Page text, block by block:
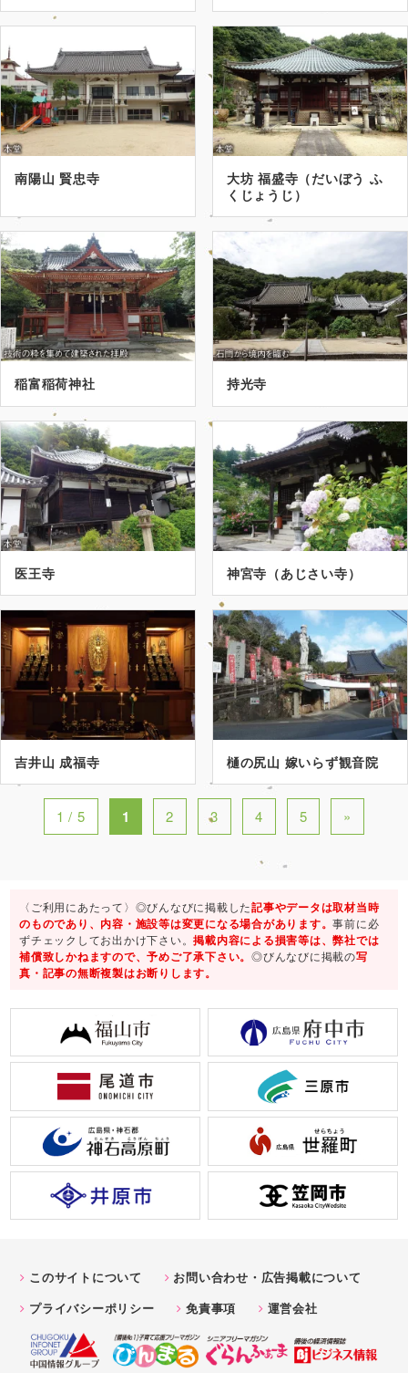
南陽山 賢忠寺
大坊 福盛寺（だいぼう ふ
くじょうじ）
稲富稲荷神社 持光寺
医王寺 神宮寺（あじさい寺）
吉井山 成福寺 樋の尻山 嫁いらず観音院
1 / 5 1 2 3 4 5 »
〈ご利用にあたって〉◎びんなびに掲載した記事やデータは取材当時
のものであり、内容・施設等は変更になる場合があります。事前に必
ずチェックしてお出かけ下さい。掲載内容による損害等は、弊社では
補償致しかねますので、予めご了承下さい。◎びんなびに掲載の写
真・記事の無断複製はお断りします。
このサイトについて
お問い合わせ・広告掲載について
プライバシーポリシー
免責事項 運営会社